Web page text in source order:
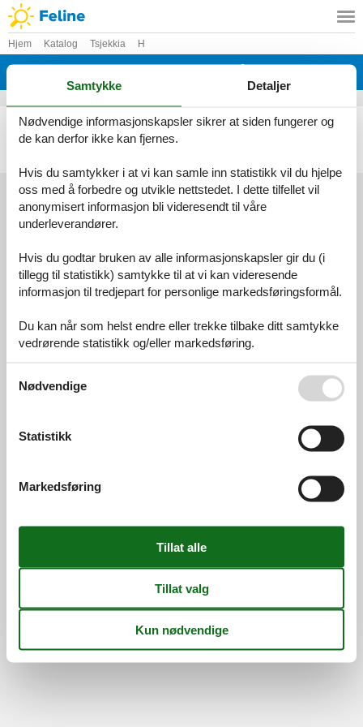
Hjem Katalog Tsjekkia H
Katalog - Tsjekkia - Holetín
Feriehus - 15 personer - 53971 - Holetín
Emne nr.:304-CZ5397.10.1
Information
Om os
Kontakt
Om os
DK-7400 Herning- Danmark - Telefon: (+45) 8724 2251-
E-post:
info@feline-holidays.no MVA-nummer: DK26347688
Samtykke Detaljer
Nødvendige informasjonskapsler sikrer at siden fungerer og
de kan derfor ikke kan fjernes.
Hvis du samtykker i at vi kan samle inn statistikk vil du hjelpe
oss med å forbedre og utvikle nettstedet. I dette tilfellet vil
anonymisert informasjon bli videresendt til våre
underleverandører.
Hvis du godtar bruken av alle informasjonskapsler gir du (i
tillegg til statistikk) samtykke til at vi kan videresende
informasjon til tredjepart for personlige markedsføringsformål.
Du kan når som helst endre eller trekke tilbake ditt samtykke
vedrørende statistikk og/eller markedsføring.
Nødvendige
Statistikk
Markedsføring